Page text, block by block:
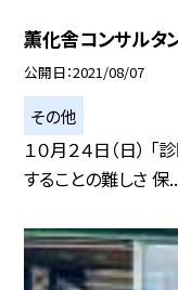
薫化舎コンサルタ
公開日 2021/08/07
その他
１０月２４日（日）
することの難しさ 保